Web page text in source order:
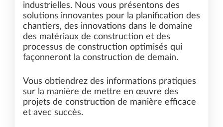
industrielles. Nous vous présentons des
solutions innovantes pour la planification des
chantiers, des innovations dans le domaine
des matériaux de construction et des
processus de construction optimisés qui
façonneront la construction de demain.
Vous obtiendrez des informations pratiques
sur la manière de mettre en œuvre des
projets de construction de manière efficace
et avec succès.